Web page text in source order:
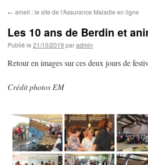
contenu
← ameli : le site de l’Assurance Maladie en ligne
Les 10 ans de Berdin et
Publié le 21/10/2019 paradmin
Retour en images sur ces deux jours de
Crédit photos EM